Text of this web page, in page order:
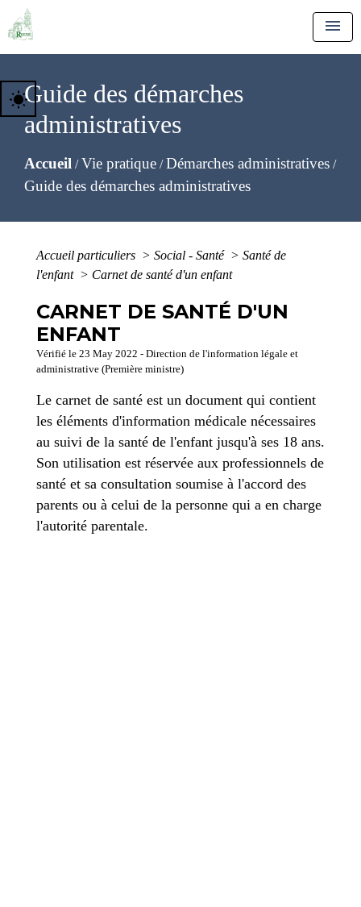
menu
Guide des démarches
administratives
Accueil /Vie pratique /Démarches administratives /
Guide des démarches administratives
wb_sunny
Accueil particuliers > Social - Santé > Santé de
l'enfant > Carnet de santé d'un enfant
CARNET DE SANTÉ D'UN
ENFANT
Vérifié le 23 May 2022 - Direction de l'information légale et
administrative (Première ministre)
Le carnet de santé est un document qui contient
les éléments d'information médicale nécessaires
au suivi de la santé de l'enfant jusqu'à ses 18 ans.
Son utilisation est réservée aux professionnels de
santé et sa consultation soumise à l'accord des
parents ou à celui de la personne qui a en charge
l'autorité parentale.